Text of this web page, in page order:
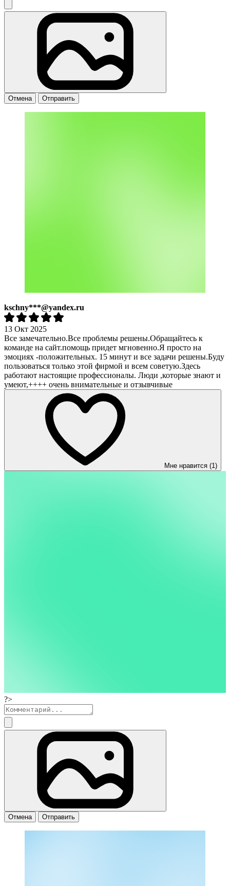
Отмена Отправить
kschny***@yandex.ru
13 Окт 2025
Все замечательно.Все проблемы решены.Обращайтесь к
команде на сайт.помощь придет мгновенно.Я просто на
эмоциях -положительных. 15 минут и все задачи решены.Буду
пользоваться только этой фирмой и всем советую.Здесь
работают настоящие профессионалы. Люди ,которые знают и
умеют,++++ очень внимательные и отзывчивые
Мне нравится (1)
?>
Отмена Отправить